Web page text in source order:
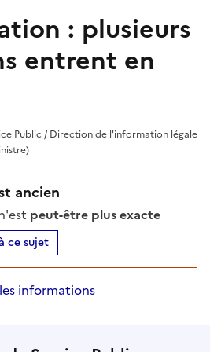
: plusieurs
entrent en
Public / Direction de l'information légale
ancien
peut-être plus exacte
ce sujet
informations